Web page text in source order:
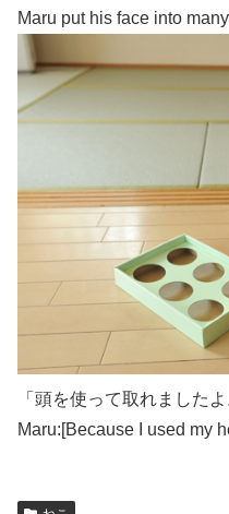
Maru put his face into
「頭を使って取れましたよ
Maru:[Because I used my